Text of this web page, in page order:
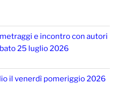
e incontro con autori
25 luglio 2026
il venerdì pomeriggio 2026